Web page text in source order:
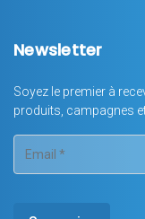
Newsletter
Soyez le premier à
produits, campagnes